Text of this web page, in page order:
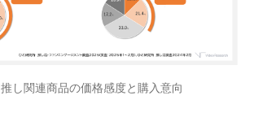
推し関連商品の価格感度と購入意向